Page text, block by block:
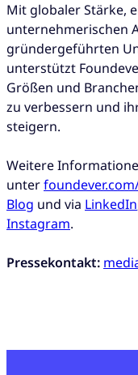
Mit globaler Stärke,
unternehmerischen
gründergeführten
unterstützt
Größen und
zu verbessern und
steigern.
Weitere
unter
Blog und via LinkedIn
Instagram.
Pressekontakt: